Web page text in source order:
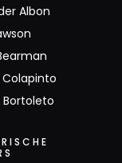
Albon
Bortoleto